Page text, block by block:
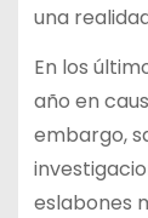
una
En los
año en
embargo,
eslabones